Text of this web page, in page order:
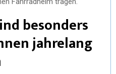
besonders
jahrelang